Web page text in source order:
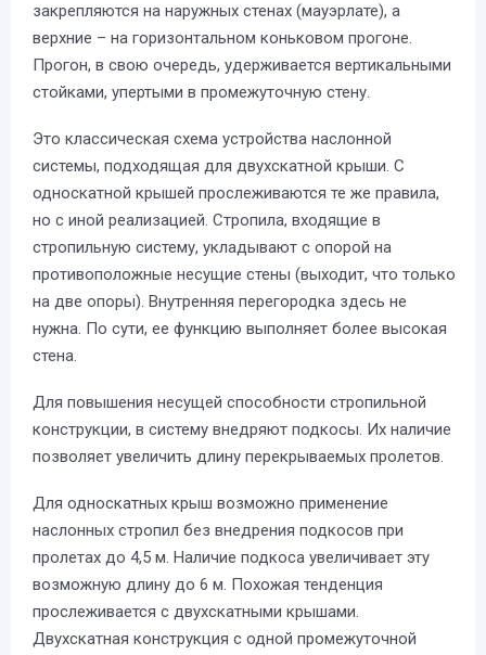
закрепляются на наружных стенах (мауэрлате), а
верхние – на горизонтальном коньковом прогоне.
Прогон, в свою очередь, удерживается вертикальными
стойками, упертыми в промежуточную стену.
Это классическая схема устройства наслонной
системы, подходящая для двухскатной крыши. С
односкатной крышей прослеживаются те же правила,
но с иной реализацией. Стропила, входящие в
стропильную систему, укладывают с опорой на
противоположные несущие стены (выходит, что только
на две опоры). Внутренняя перегородка здесь не
нужна. По сути, ее функцию выполняет более высокая
стена.
Для повышения несущей способности стропильной
конструкции, в систему внедряют подкосы. Их наличие
позволяет увеличить длину перекрываемых пролетов.
Для односкатных крыш возможно применение
наслонных стропил без внедрения подкосов при
пролетах до 4,5 м. Наличие подкоса увеличивает эту
возможную длину до 6 м. Похожая тенденция
прослеживается с двухскатными крышами.
Двухскатная конструкция с одной промежуточной